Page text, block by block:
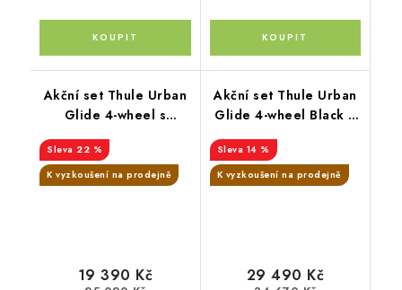
Akční set Thule Urban
Glide 4-wheel s
Mid blue + pláštěnka +
moskytiéra + madlo
22 %
K vyzkoušení na prodejně
19 390 Kč
Akční set Thule Urban
Glide 4-wheel Black +
moskytiéra + madlo +
pláštěnka na korbu +
14 %
K vyzkoušení na prodejně
29 490 Kč